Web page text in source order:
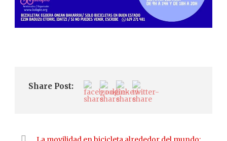
Share Post: